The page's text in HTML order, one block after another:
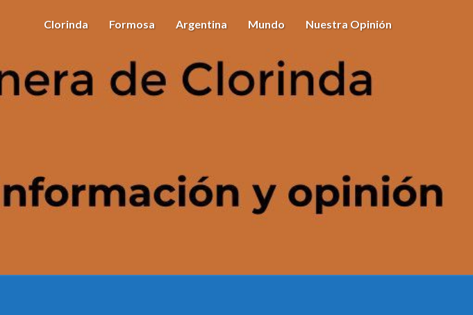
Clorinda Formosa Argentina Mundo Nuestra Opinión